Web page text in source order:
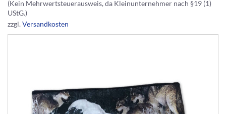
(Kein Mehrwertsteuerausweis, da Kleinunternehmer nach §19 (1)
UStG.)
zzgl.Versandkosten